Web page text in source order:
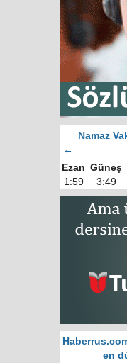
Namaz
←
Ezan Güneş
1:59
3:49
en